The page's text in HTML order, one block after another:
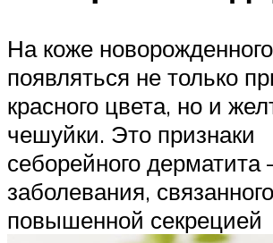
На коже
появляться не только
красного цвета, но и
чешуйки. Это признаки
себорейного дерматита
заболевания,
повышенной секрецией